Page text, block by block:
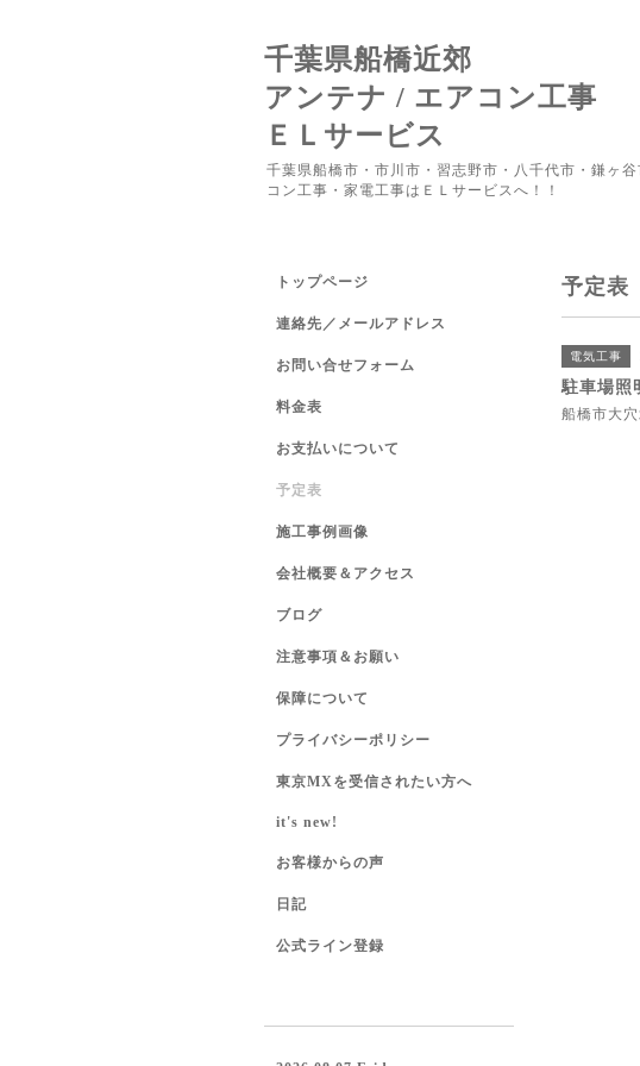
千葉県船橋近郊
アンテナ / エアコン工事
ＥＬサービス
千葉県船橋市・市川市・習志野市・八千代市・鎌ヶ
コン工事・家電工事はＥＬサービスへ！！
予定表
電気工事
駐車場照
船橋市大穴
トップページ
連絡先／メールアドレス
お問い合せフォーム
料金表
お支払いについて
予定表
施工事例画像
会社概要＆アクセス
ブログ
注意事項＆お願い
保障について
プライバシーポリシー
東京MXを受信されたい方へ
it's new!
お客様からの声
日記
公式ライン登録